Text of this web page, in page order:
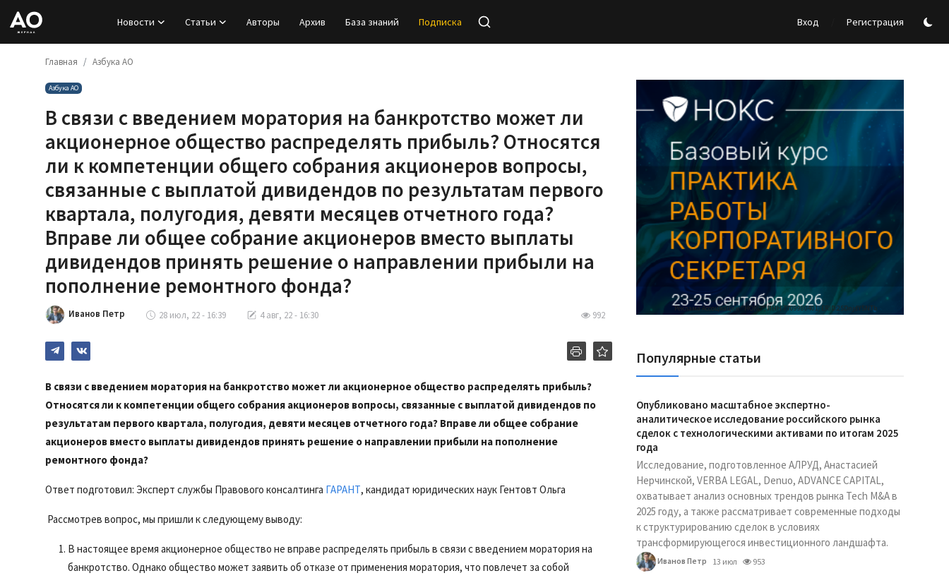
Новости Статьи Авторы Архив База знаний Подписка Вход Регистрация
Статьи
База знаний
Подписка
Главная Азбука АО
Азбука АО
В связи с введением моратория на банкротство может ли
акционерное общество распределять прибыль? Относятся
ли к компетенции общего собрания акционеров вопросы,
связанные с выплатой дивидендов по результатам первого
квартала, полугодия, девяти месяцев отчетного года?
Вправе ли общее собрание акционеров вместо выплаты
дивидендов принять решение о направлении прибыли на
пополнение ремонтного фонда?
Иванов Петр 28 июл, 22 - 16:39 4 авг, 22 - 16:30 992
В связи с введением моратория на банкротство может ли акционерное общество распределять прибыль?
Относятся ли к компетенции общего собрания акционеров вопросы, связанные с выплатой дивидендов по
результатам первого квартала, полугодия, девяти месяцев отчетного года? Вправе ли общее собрание
акционеров вместо выплаты дивидендов принять решение о направлении прибыли на пополнение
ремонтного фонда?
Ответ подготовил: Эксперт службы Правового консалтинга ГАРАНТ, кандидат юридических наук Гентовт Ольга
Рассмотрев вопрос, мы пришли к следующему выводу:
В настоящее время акционерное общество не вправе распределять прибыль в связи с введением моратория на
банкротство. Однако общество может заявить об отказе от применения моратория, что повлечет за собой
Реклама Ассоциации "НОКС", ИНН 7709980401, ERID:2SDnjdY5NTb
Популярные статьи
Опубликовано масштабное экспертно-
аналитическое исследование российского рынка
сделок с технологическими активами по итогам 2025
года
Исследование, подготовленное АЛРУД, Анастасией
Нерчинской, VERBA LEGAL, Denuo, ADVANCE CAPITAL,
охватывает анализ основных трендов рынка Tech M&A в
2025 году, а также рассматривает современные подходы
к структурированию сделок в условиях
трансформирующегося инвестиционного ландшафта.
Иванов Петр 13 июл 953